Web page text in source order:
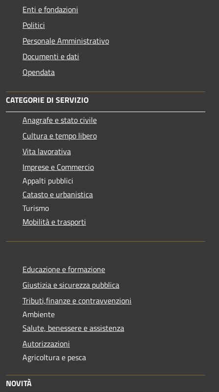
Enti e fondazioni
Politici
Personale Amministrativo
Documenti e dati
Opendata
CATEGORIE DI SERVIZIO
Anagrafe e stato civile
Cultura e tempo libero
Vita lavorativa
Imprese e Commercio
Appalti pubblici
Catasto e urbanistica
Turismo
Mobilità e trasporti
Educazione e formazione
Giustizia e sicurezza pubblica
Tributi,finanze e contravvenzioni
Ambiente
Salute, benessere e assistenza
Autorizzazioni
Agricoltura e pesca
NOVITÀ